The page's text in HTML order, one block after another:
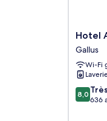
Hotel
Attaché
by
ANS
Gallus
Hotel
Gallus
Wi-Fi
8.0
sur
8,0
636